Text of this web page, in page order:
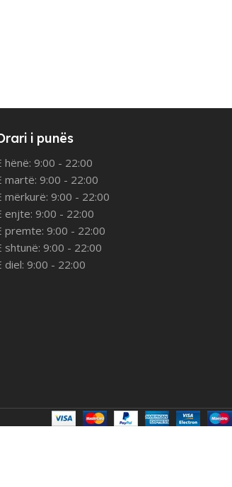
i punës
hënë: 9:00 - 22:00
martë: 9:00 - 22:00
mërkurë: 9:00 - 22:00
enjte: 9:00 - 22:00
premte: 9:00 - 22:00
shtunë: 9:00 - 22:00
diel: 9:00 - 22:00